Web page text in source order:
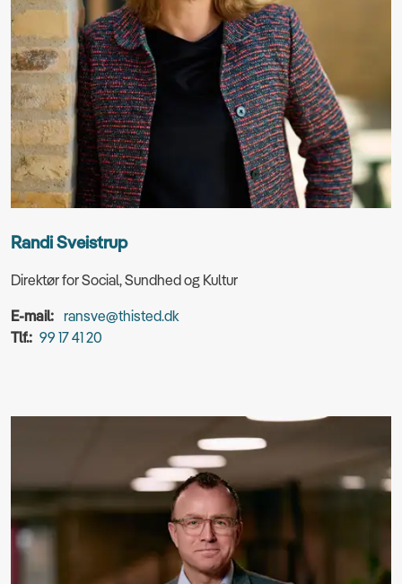
Randi Sveistrup
Direktør for Social, Sundhed og Kultur
E-mail: ransve@thisted.dk
Tlf.: 99 17 41 20